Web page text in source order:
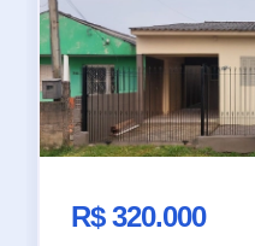
R$ 320.000